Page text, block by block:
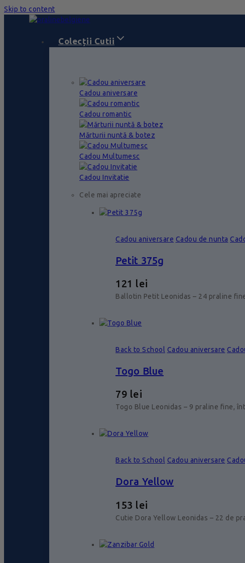
Skip to content
Colecții Cutii
Cadou aniversare
Cadou romantic
Mărturii nuntă & botez
Cadou Multumesc
Cadou Invitatie
Cele mai apreciate
Cadou aniversare Cadou de nunta
Petit 375g
121 lei
Ballotin Petit Leonidas – 24 praline
Back to School Cadou aniversare
Togo Blue
79 lei
Togo Blue Leonidas – 9 praline fine,
Back to School Cadou aniversare
Dora Yellow
153 lei
Cutie Dora Yellow Leonidas – 22 de